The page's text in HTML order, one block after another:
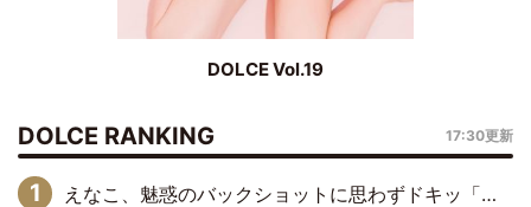
DOLCE Vol.19
DOLCE RANKING 17:30更新
えなこ、魅惑のバックショットに思わずドキッ「世界最高レベルの美しさ」「クールビューティーで良き」「ポーズも表情も完璧」